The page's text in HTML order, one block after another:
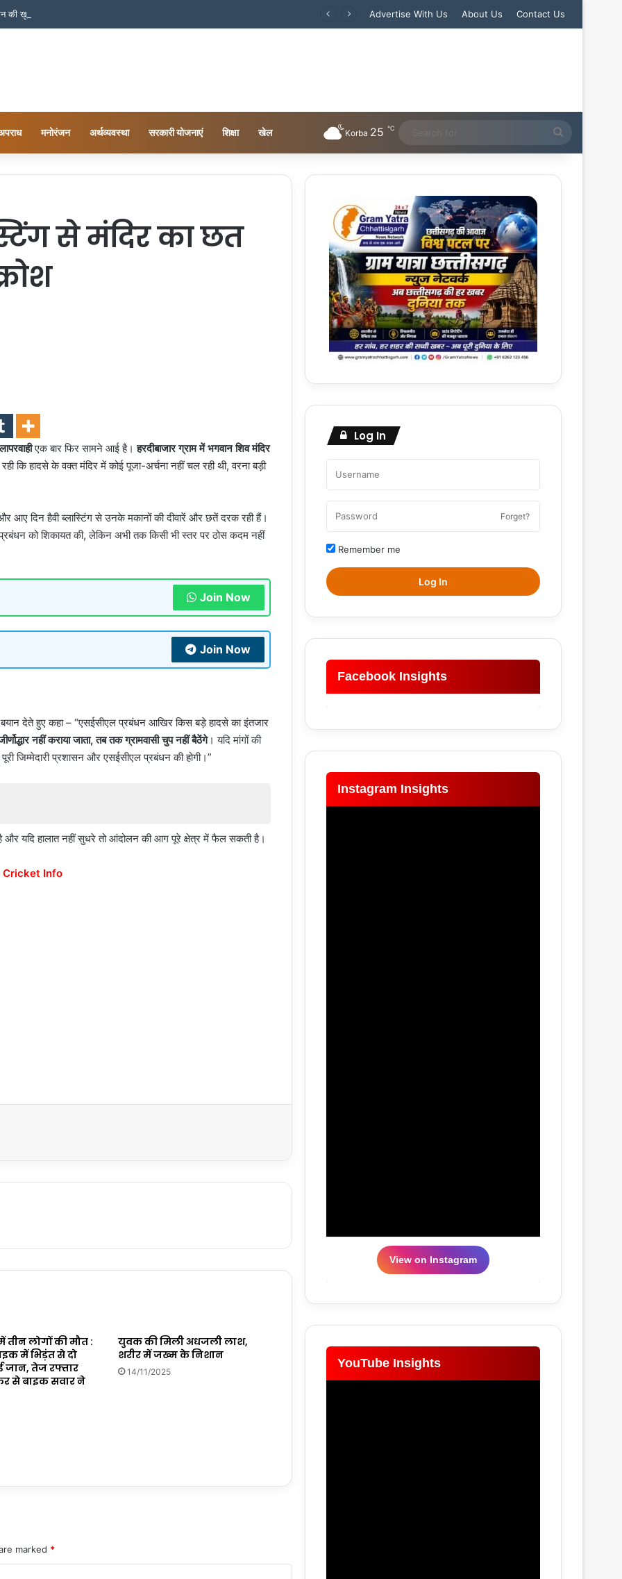
की खुली पोल.. शांति नगर जांच रिपोर्ट ने खोले कई गंभीर सवाल Advertise With Us About Us Contact Us
मनोरंजन अर्थव्यवस्था सरकारी योजनाएं शिक्षा खेल Korba 25 ℃
for
से मंदिर का छत
एक बार फिर सामने आई है।हरदीबाजार ग्राम में भगवान शिव मंदिर
कि हादसे के वक्त मंदिर में कोई पूजा-अर्चना नहीं चल रही थी, वरना बड़ी
आए दिन हैवी ब्लास्टिंग से उनके मकानों की दीवारें और छतें दरक रही हैं।
को शिकायत की, लेकिन अभी तक किसी भी स्तर पर ठोस कदम नहीं
Join Now
Join Now
देते हुए कहा – “एसईसीएल प्रबंधन आखिर किस बड़े हादसे का इंतजार
नहीं कराया जाता, तब तक ग्रामवासी चुप नहीं बैठेंगे। यदि मांगों की
जिम्मेदारी प्रशासन और एसईसीएल प्रबंधन की होगी।”
और यदि हालात नहीं सुधरे तो आंदोलन की आग पूरे क्षेत्र में फैल सकती है।
Cricket Info
लोगों की मौत :
में भिड़ंत से दो
जान, तेज रफ्तार
से बाइक सवार ने
युवक की मिली अधजली लाश,
शरीर में जख्म के निशान
14/11/2025
marked *
Log In
Forget?
Remember me
Log In
Facebook Insights
Instagram Insights
View on Instagram
YouTube Insights